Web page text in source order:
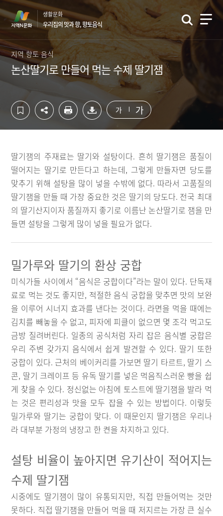
컨
텐
영
역
하
단
역
바
생활문화
우리집의 맛과 향, 향토음식
지역 향토 음식
논산딸기로 만들어 먹는 수제 딸기잼
가 가
딸기잼의 주재료는 딸기와 설탕이다. 흔히 딸기잼은 품질이
떨어지는 딸기로 만든다고 하는데, 그렇게 만들자면 당도를
맞추기 위해 설탕을 많이 넣을 수밖에 없다. 따라서 고품질의
딸기잼을 만들 때 가장 중요한 것은 딸기의 당도다. 전국 최대
의 딸기산지이자 품질까지 좋기로 이름난 논산딸기로 잼을 만
들면 설탕을 그렇게 많이 넣을 필요가 없다.
밀가루와 딸기의 환상 궁합
미식가들 사이에서 “음식은 궁합이다”라는 말이 있다. 단독재
료로 먹는 것도 좋지만, 적절한 음식 궁합을 맞추면 맛의 보완
을 이루어 시너지 효과를 낸다는 것이다. 라면을 먹을 때에는
김치를 빼놓을 수 없고, 피자에 피클이 없으면 몇 조각 먹고도
금방 질려버린다. 일종의 공식처럼 자리 잡은 음식별 궁합은
우리 주변 갖가지 음식에서 쉽게 발견할 수 있다. 딸기 또한
궁합이 있다. 근처의 베이커리를 가보면 딸기 타르트, 딸기 스
콘, 딸기 크레이프 등 유독 딸기를 넣은 먹음직스러운 빵을 쉽
게 찾을 수 있다. 정신없는 아침에 토스트에 딸기잼을 발라 먹
는 것은 편리성과 맛을 모두 잡을 수 있는 방법이다. 이렇듯
밀가루와 딸기는 궁합이 맞다. 이 때문인지 딸기잼은 우리나
라 대부분 가정의 냉장고 한 켠을 차지하고 있다.
설탕 비율이 높아지면 유기산이 적어지는
수제 딸기잼
시중에도 딸기잼이 많이 유통되지만, 직접 만들어먹는 것만
못하다. 직접 딸기잼을 만들어 먹을 때 저지르는 가장 큰 실수